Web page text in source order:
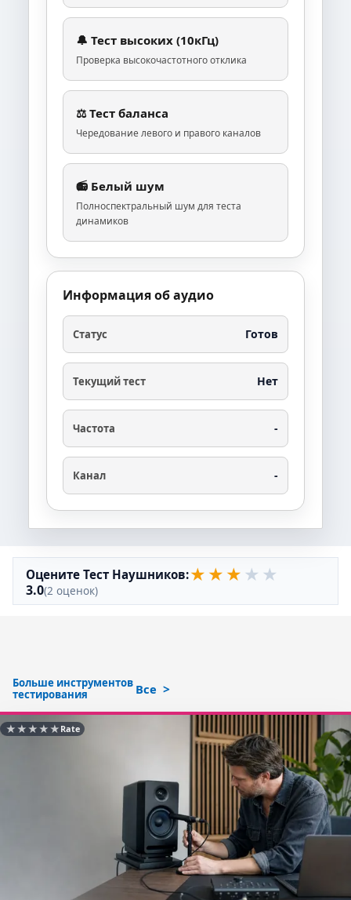
🔔 Тест высоких (10кГц)
Проверка высокочастотного отклика
⚖️ Тест баланса
Чередование левого и правого каналов
📻 Белый шум
Полноспектральный шум для теста
динамиков
Информация об аудио
Статус Готов
Текущий тест Нет
Частота -
Канал -
Оцените Тест Наушников:★ ★ ★ ★ ★
3.0(2 оценок)
Больше инструментов
тестирования
Все
★★★★★ Rate